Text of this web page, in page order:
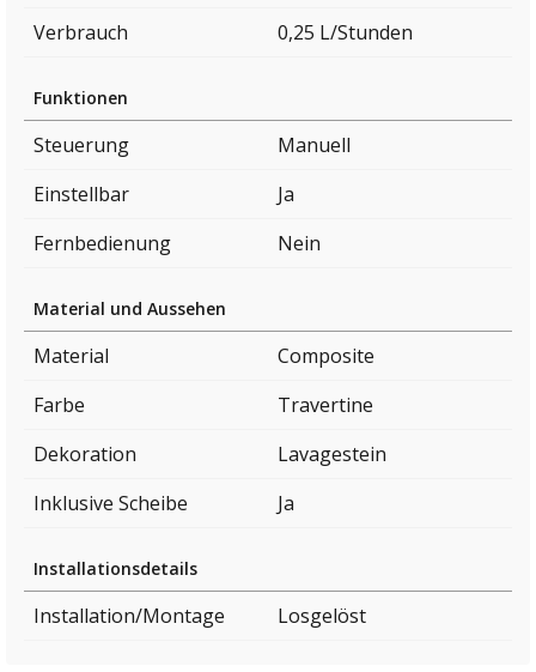
Verbrauch
0,25 L/Stunden
Funktionen
Steuerung
Manuell
Einstellbar
Ja
Fernbedienung
Nein
Material und Aussehen
Material
Composite
Farbe
Travertine
Dekoration
Lavagestein
Inklusive Scheibe
Ja
Installationsdetails
Installation/Montage Losgelöst